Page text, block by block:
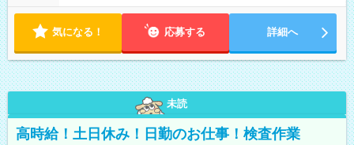
気になる！ 応募する 詳細へ
未読
高時給！土日休み！日勤のお仕事！検査作業